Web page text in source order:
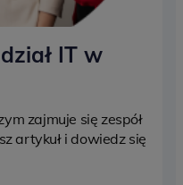
IT w
zajmuje się zespół
artykuł i dowiedz się